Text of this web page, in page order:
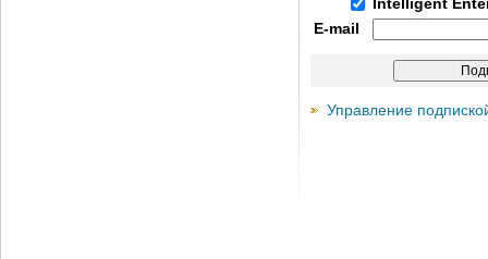
Intelligent
E-mail
Управление